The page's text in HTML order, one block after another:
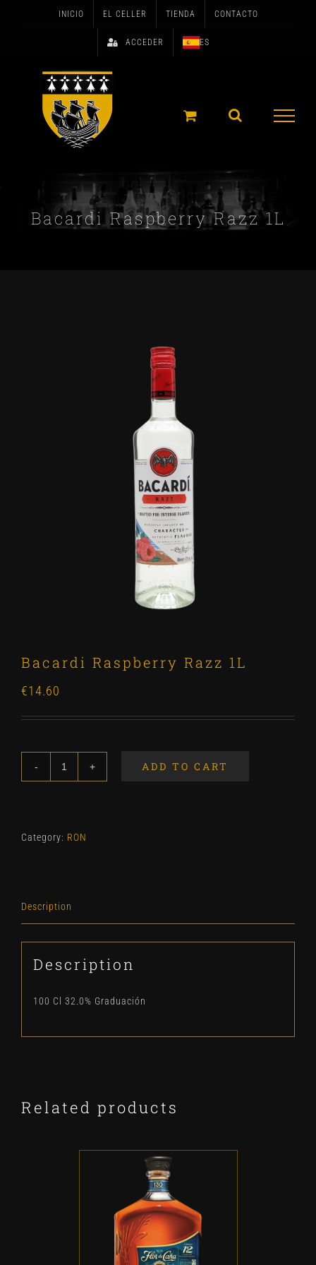
INICIO EL CELLER TIENDA CONTACTO
ACCEDER ES
Bacardi Raspberry Razz 1L
Bacardi Raspberry Razz 1L
€14.60
1L
ADD TO CART
Category: RON
Description
Description
100 Cl 32.0% Graduación
Related products
ADD TO CART DETALLES